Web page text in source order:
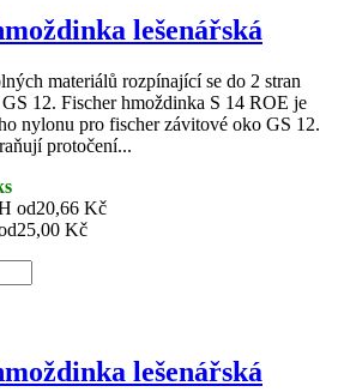
lešenářská
materiálů rozpínající se do 2 stran
12. Fischer hmoždinka S 14 ROE je
nylonu pro fischer závitové oko GS 12.
protočení...
od20,66 Kč
25,00 Kč
lešenářská